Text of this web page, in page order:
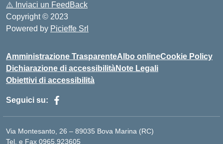
⚠️ Inviaci un FeedBack
Copyright © 2023
Powered by Picieffe Srl
Amministrazione TrasparenteAlbo onlineCookie Policy
Dichiarazione di accessibilitàNote Legali
Obiettivi di accessibilità
Seguici su:
Via Montesanto, 26 – 89035 Bova Marina (RC)
Tel. e Fax 0965.923605